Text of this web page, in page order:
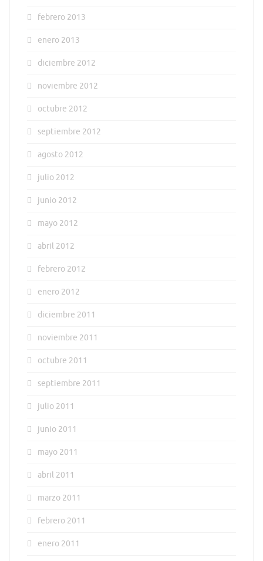
febrero 2013
enero 2013
diciembre 2012
noviembre 2012
octubre 2012
septiembre 2012
agosto 2012
julio 2012
junio 2012
mayo 2012
abril 2012
febrero 2012
enero 2012
diciembre 2011
noviembre 2011
octubre 2011
septiembre 2011
julio 2011
junio 2011
mayo 2011
abril 2011
marzo 2011
febrero 2011
enero 2011